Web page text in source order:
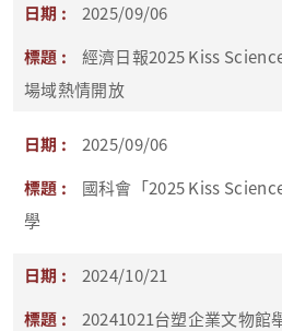
2025/09/06
經濟日報2025 Kiss
場域熱情開放
2025/09/06
國科會「2025 Kiss
學
2024/10/21
20241021台塑企業文物館